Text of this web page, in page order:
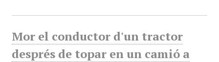
Mor el conductor d'un tractor
després de topar en un camió a